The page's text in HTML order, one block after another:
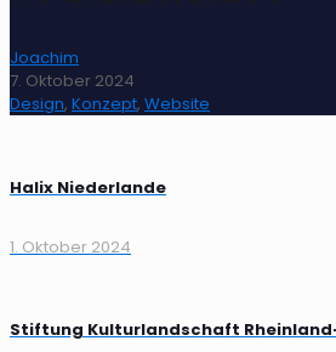
Joachim
7. Oktober 2024
Design, Konzept, Website
Halix Niederlande
1. Oktober 2024
Stiftung Kulturlandschaft